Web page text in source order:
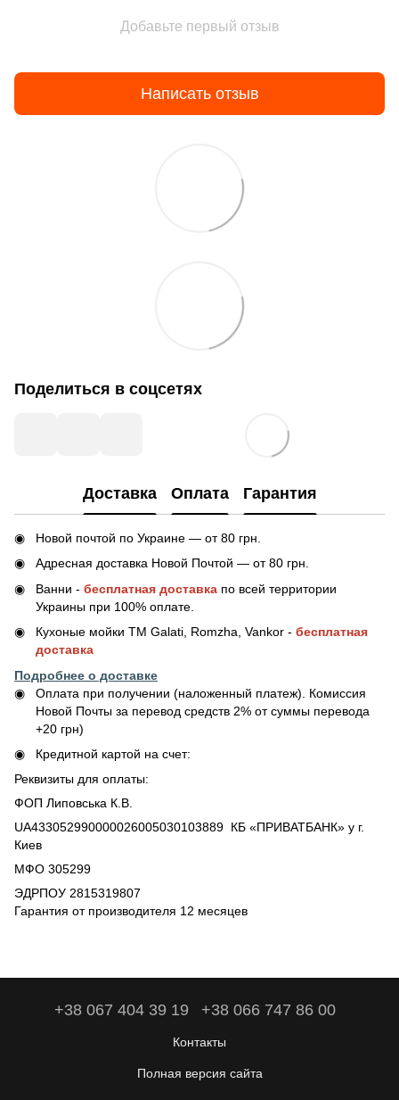
Добавьте первый отзыв
Написать отзыв
Поделиться в соцсетях
Доставка Оплата Гарантия
Новой почтой по Украине — от 80 грн.
Адресная доставка Новой Почтой — от 80 грн.
Ванни - бесплатная доставка по всей территории
Украины при 100% оплате.
Кухоные мойки ТМ Galati, Romzha, Vankor - бесплатная
доставка
Подробнее о доставке
Оплата при получении (наложенный платеж). Комиссия
Новой Почты за перевод средств 2% от суммы перевода
+20 грн)
Кредитной картой на счет:
Реквизиты для оплаты:
ФОП Липовська К.В.
UA433052990000026005030103889 КБ «ПРИВАТБАНК» у г.
Киев
МФО 305299
ЭДРПОУ 2815319807
Гарантия от производителя 12 месяцев
+38 067 404 39 19 +38 066 747 86 00
Контакты
Полная версия сайта